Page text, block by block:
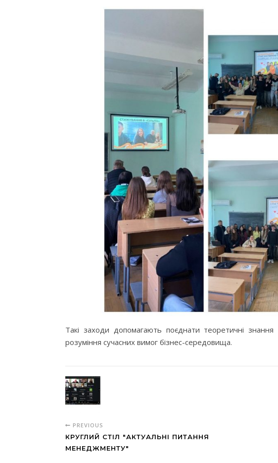
Такі заходи допомагають поєднати теоретичні
розуміння сучасних вимог бізнес-середовища.
PREVIOUS
КРУГЛИЙ СТІЛ "АКТУАЛЬНІ ПИТАННЯ
МЕНЕДЖМЕНТУ"